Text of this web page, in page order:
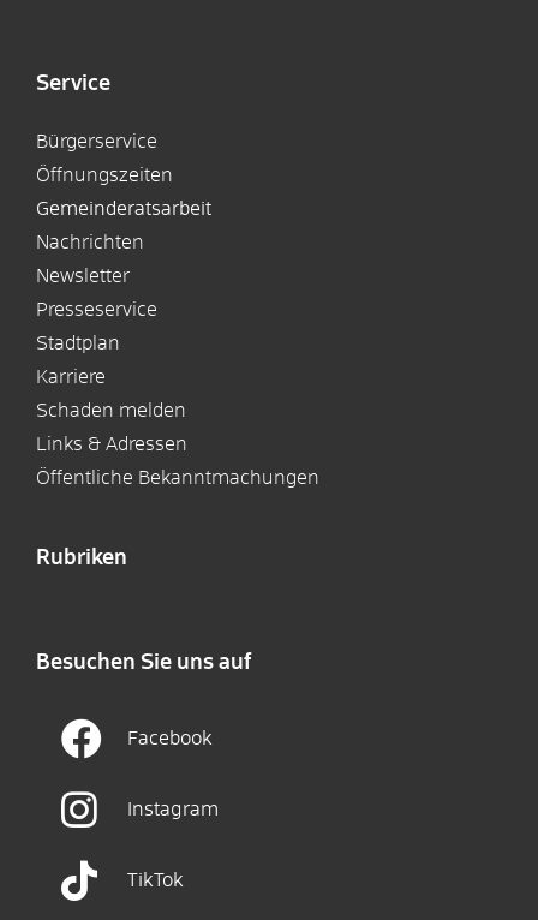
Service
Bürgerservice
Öffnungszeiten
Gemeinderatsarbeit
Nachrichten
Newsletter
Presseservice
Stadtplan
Karriere
Schaden melden
Links & Adressen
Öffentliche Bekanntmachungen
Rubriken
Besuchen Sie uns auf
Facebook
Instagram
TikTok